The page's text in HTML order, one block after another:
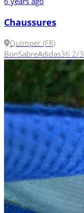
Chaussures
Quimper (FR)
BonSabreAdidas36 2/3